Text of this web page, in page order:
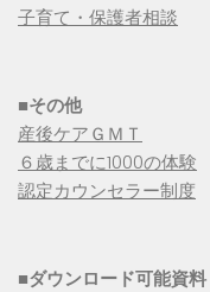
子育て・保護者相談
■その他
産後ケアＧＭＴ
６歳までに1000の体験
認定カウンセラー制度
■ダウンロード可能資料